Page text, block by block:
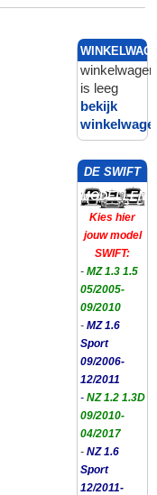
winkelwagen
is leeg
bekijk
DE SWIFT
MODELLEN
Kies hier
jouw model
SWIFT:
- MZ 1.3 1.5
05/2005-
09/2010
- MZ 1.6
Sport
09/2006-
12/2011
- NZ 1.2 1.3D
09/2010-
04/2017
- NZ 1.6
Sport
12/2011-